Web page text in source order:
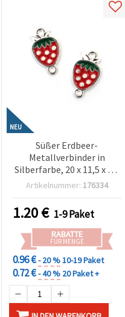
NEU
Süßer Erdbeer-
Metallverbinder in
Silberfarbe, 20 x 11,5 x 1,5
mm, Loch 2 mm – 5 Stück
Artikelnummer: 176334
1.20€ 1-9 Paket
RABATTE
FÜR MENGE
0.96 €- 20 %10-19 Paket
0.72 €- 40 % 20 Paket +